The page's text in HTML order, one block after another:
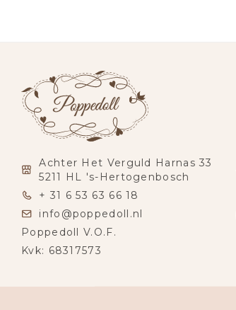
Achter Het Verguld Harnas 33
5211 HL 's-Hertogenbosch
+ 31 6 53 63 66 18
info@poppedoll.nl
Poppedoll V.O.F.
Kvk: 68317573